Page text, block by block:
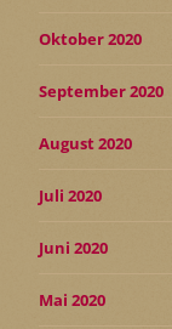
Oktober 2020
September 2020
August 2020
Juli 2020
Juni 2020
Mai 2020